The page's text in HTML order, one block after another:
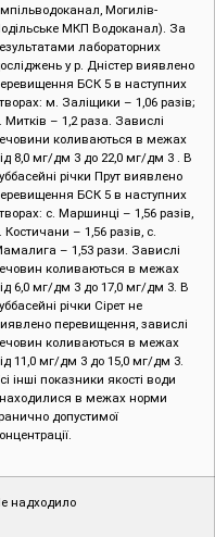
Могилів-
МКП Водоканал). За
лабораторних
у р. Дністер виявлено
БСК 5 в наступних
м. Заліщики – 1,06 разів;
Митків – 1,2 раза. Завислі
коливаються в межах
8,0 мг/дм 3 до 22,0 мг/дм 3 . В
річки Прут виявлено
БСК 5 в наступних
c. Маршинці – 1,56 разів,
Костичани – 1,56 разів, с.
– 1,53 рази. Завислі
коливаються в межах
6,0 мг/дм 3 до 17,0 мг/дм 3. В
річки Сірет не
перевищення, завислі
коливаються в межах
11,0 мг/дм 3 до 15,0 мг/дм 3.
інші показники якості води
в межах норми
допустимої
надходило